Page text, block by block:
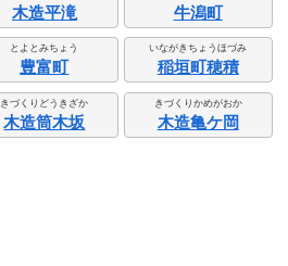
木造平滝 牛潟町
とよとみちょう
豊富町
いながきちょうほづみ
稲垣町穂積
きづくりどうきざか
木造筒木坂
きづくりかめがおか
木造亀ケ岡